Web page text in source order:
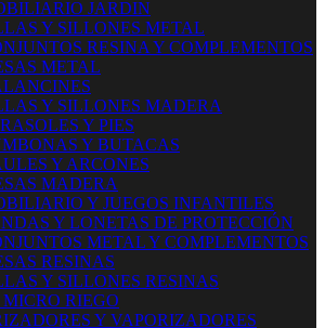
JARDIN
Y SILLONES METAL
RESINA Y COMPLEMENTOS
METAL
Y SILLONES MADERA
Y PIES
Y BUTACAS
Y ARCONES
MADERA
Y JUEGOS INFANTILES
Y LONETAS DE PROTECCIÓN
METAL Y COMPLEMENTOS
RESINAS
Y SILLONES RESINAS
RIEGO
Y VAPORIZADORES